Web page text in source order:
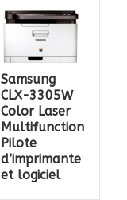
Samsung
CLX-3305W
Color Laser
Multifunction
Pilote
d’imprimante
et logiciel